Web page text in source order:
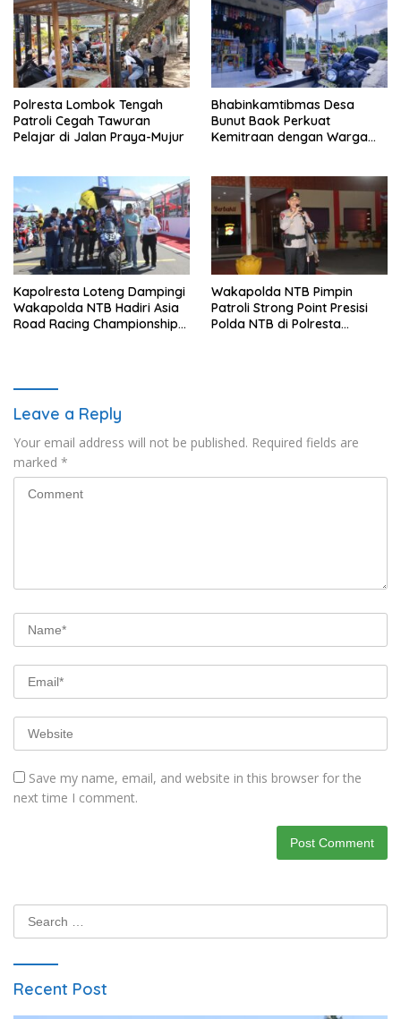
Polresta Lombok Tengah
Patroli Cegah Tawuran
Pelajar di Jalan Praya-Mujur
Bhabinkamtibmas Desa
Bunut Baok Perkuat
Kemitraan dengan Warga
Kapolresta Loteng Dampingi
Wakapolda NTB Hadiri Asia
Road Racing Championship
Wakapolda NTB Pimpin
Patroli Strong Point Presisi
Polda NTB di Polresta
Leave a Reply
Your email address will not be published. Required fields are
marked *
Save my name, email, and website in this browser for the
next time I comment.
Search
for:
Recent Post